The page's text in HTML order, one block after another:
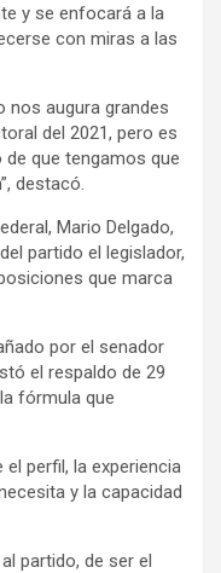
y se enfocará a la
con miras a las
nos augura grandes
del 2021, pero es
que tengamos que
destacó.
Mario Delgado,
partido el legislador,
que marca
por el senador
el respaldo de 29
fórmula que
perfil, la experiencia
y la capacidad
partido, de ser el